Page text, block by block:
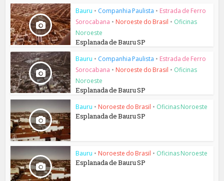
Bauru • Companhia Paulista • Estrada de Ferro
Sorocabana • Noroeste do Brasil • Oficinas
Noroeste
Esplanada de Bauru SP
Bauru • Companhia Paulista • Estrada de Ferro
Sorocabana • Noroeste do Brasil • Oficinas
Noroeste
Esplanada de Bauru SP
Bauru • Noroeste do Brasil • Oficinas Noroeste
Esplanada de Bauru SP
Bauru • Noroeste do Brasil • Oficinas Noroeste
Esplanada de Bauru SP